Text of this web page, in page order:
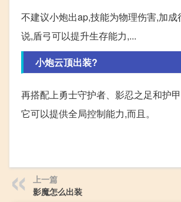
不建议小炮出ap,技能为物理伤害,加
说,盾弓可以提升生存能力,...
小炮云顶出装?
再搭配上勇士守护者、影忍之足和护
它可以提供全局控制能力,而且。
上一篇
影魔怎么出装